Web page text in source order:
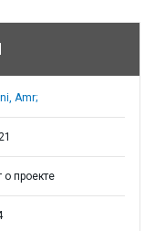
Amr;
проекте